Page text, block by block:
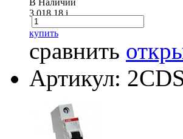
3 018.18i
купить
сравнить
Артикул: